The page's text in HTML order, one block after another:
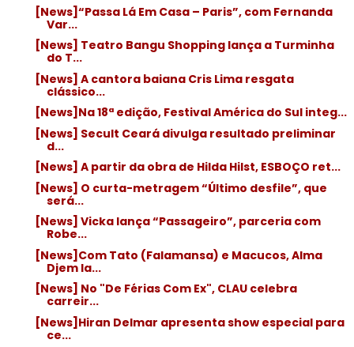
[News]“Passa Lá Em Casa – Paris”, com Fernanda
Var...
[News] Teatro Bangu Shopping lança a Turminha
do T...
[News] A cantora baiana Cris Lima resgata
clássico...
[News]Na 18ª edição, Festival América do Sul integ...
[News] Secult Ceará divulga resultado preliminar
d...
[News] A partir da obra de Hilda Hilst, ESBOÇO ret...
[News] O curta-metragem “Último desfile”, que
será...
[News] Vicka lança “Passageiro”, parceria com
Robe...
[News]Com Tato (Falamansa) e Macucos, Alma
Djem la...
[News] No "De Férias Com Ex", CLAU celebra
carreir...
[News]Hiran Delmar apresenta show especial para
ce...